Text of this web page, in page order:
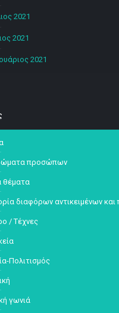
2021
2021
2021
προσώπων
θέματα
διαφόρων αντικειμένων
/ Τέχνες
Πολιτισμός
γωνιά